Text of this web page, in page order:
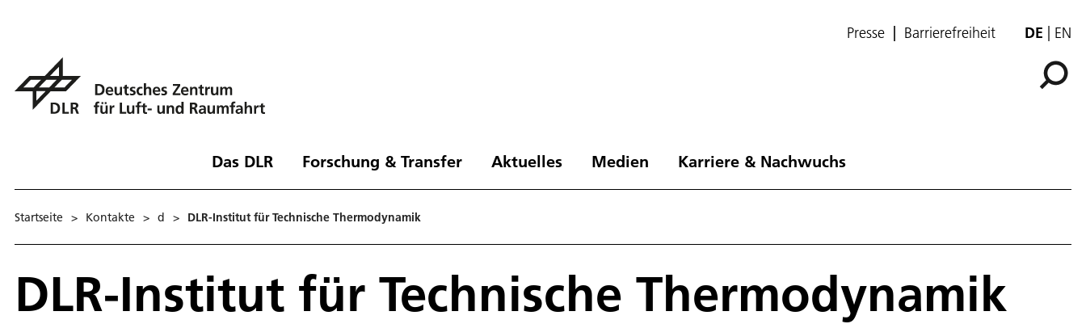
Presse Barrierefreiheit DE EN
Das DLR Forschung & Transfer Aktuelles Medien Karriere & Nachwuchs
Startseite > Kontakte > d > DLR-Institut für Technische Thermodynamik
DLR-Institut für Technische Thermodynamik